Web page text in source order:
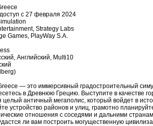
с 27 февраля 2024
Strategy Labs
Games, PlayWay S.A.
Английский, Multi10
— это иммерсивный градостроительный
в Древнюю Грецию. Выступите в качестве
античный мегаполис, который войдет в
устройство районов и улиц, грамотно
отношения с соседями и дальними
ли вам построить могущественную